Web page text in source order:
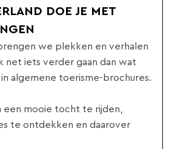
DOE JE MET
we plekken en verhalen
net iets verder gaan dan wat
algemene toerisme-brochures.
een mooie tocht te rijden,
te ontdekken en daarover